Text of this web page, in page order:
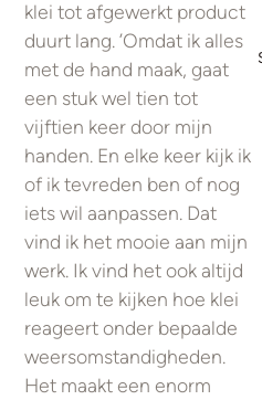
klei tot afgewerkt product
duurt lang. ’Omdat ik alles
met de hand maak, gaat
een stuk wel tien tot
vijftien keer door mijn
handen. En elke keer kijk ik
of ik tevreden ben of nog
iets wil aanpassen. Dat
vind ik het mooie aan mijn
werk. Ik vind het ook altijd
leuk om te kijken hoe klei
reageert onder bepaalde
weersomstandigheden.
Het maakt een enorm